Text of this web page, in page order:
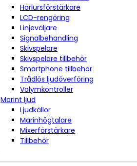
Hörlursförstärkare
LCD-rengöring
Linjeväljare
Signalbehandling
Skivspelare
Skivspelare tillbehör
Smartphone tillbehör
Trådlös ljudöverföring
Volymkontroller
Marint ljud
Ljudkällor
Marinhögtalare
Mixerförstärkare
Tillbehör